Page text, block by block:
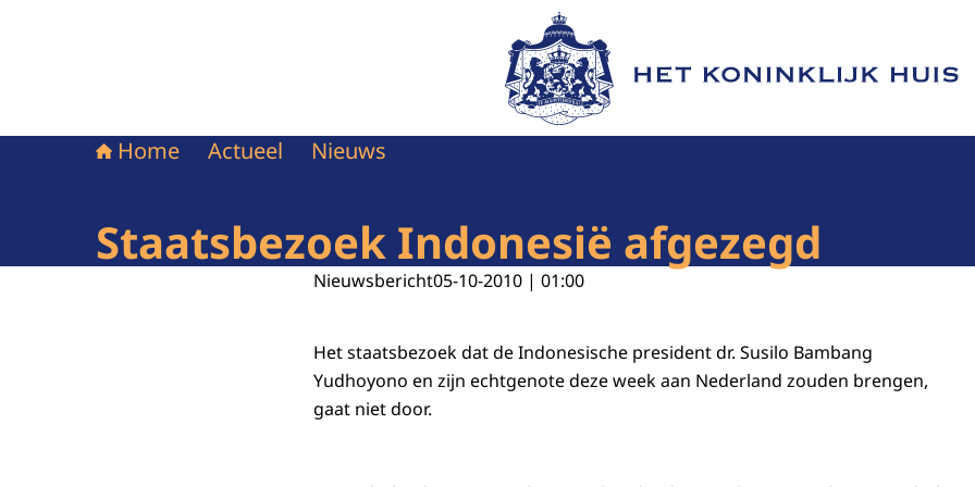
Naar de homepage van Het Koninklijk Huis
Home Actueel Nieuws
Staatsbezoek Indonesië afgezegd
Nieuwsbericht05-10-2010 | 01:00
Het staatsbezoek dat de Indonesische president dr. Susilo Bambang
Yudhoyono en zijn echtgenote deze week aan Nederland zouden brengen,
gaat niet door.